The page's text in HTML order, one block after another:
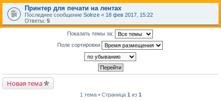
Принтер для печати на лентах
Последнее сообщение Solnze « 18 фев 2017, 15:22
Ответы: 5
Показать темы за:
Поле сортировки
Новая тема
1 тема • Страница 1 из 1